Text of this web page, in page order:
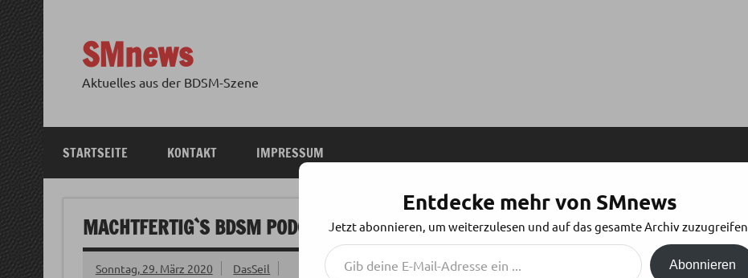
Zum
Inhalt
springen
SMnews
Aktuelles aus der BDSM-Szene
STARTSEITE KONTAKT IMPRESSUM
MACHTFERTIG`S BDSM PODCAST: FOLGE 53: SMALLTALKKURS TEIL 2
Sonntag, 29. März 2020 DasSeil
Entdecke mehr von SMnews
Jetzt abonnieren, um weiterzulesen und auf das gesamte Archiv zuzugreifen.
Gib deine E-Mail-Adresse ein ...
Abonnieren